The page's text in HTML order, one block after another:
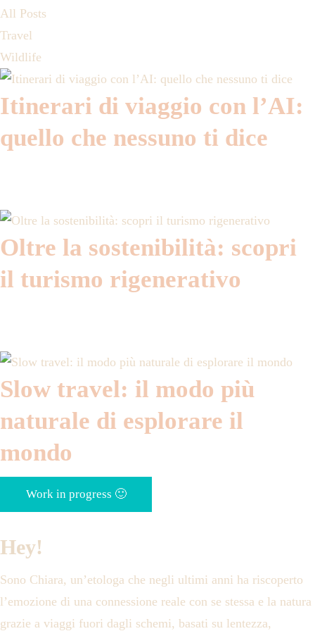
All Posts
Travel
Wildlife
Itinerari di viaggio con l’AI:
quello che nessuno ti dice
Oltre la sostenibilità: scopri
il turismo rigenerativo
Slow travel: il modo più
naturale di esplorare il
mondo
Work in progress 🙂
Hey!
Sono Chiara, un’etologa che negli ultimi anni ha riscoperto
l’emozione di una connessione reale con se stessa e la natura
grazie a viaggi fuori dagli schemi, basati su lentezza,